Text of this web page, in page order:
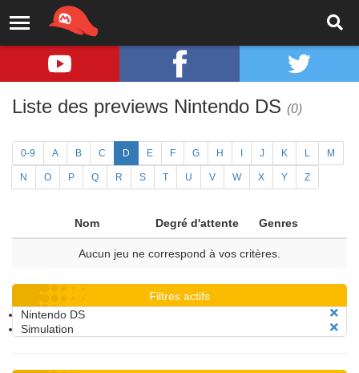
Liste des previews Nintendo DS (0)
0-9 A B C D E F G H J K L M
N O P Q R S T U V W X Y Z
Nom Degré d'attente Genres
Aucun jeu ne correspond à vos critères.
Filtres actifs
Nintendo DS
Simulation